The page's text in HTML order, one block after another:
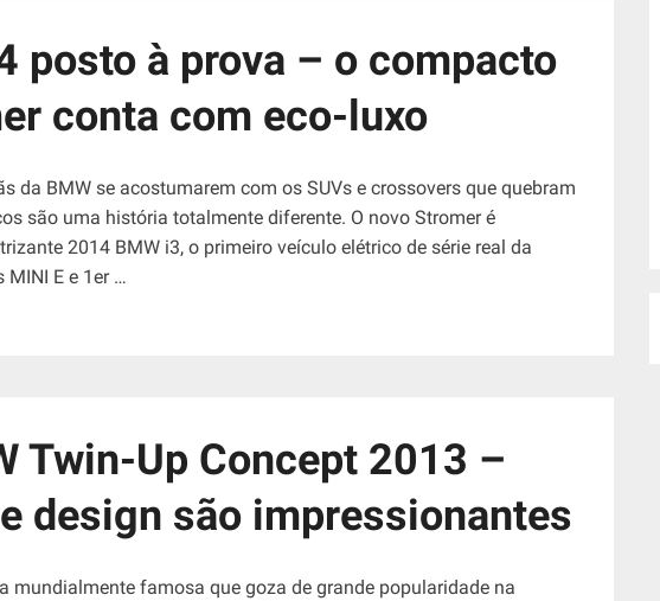
posto à prova – o compacto
conta com eco-luxo
da BMW se acostumarem com os SUVs e crossovers que quebram
são uma história totalmente diferente. O novo Stromer é
2014 BMW i3, o primeiro veículo elétrico de série real da
MINI E e 1er …
Twin-Up Concept 2013 –
design são impressionantes
mundialmente famosa que goza de grande popularidade na